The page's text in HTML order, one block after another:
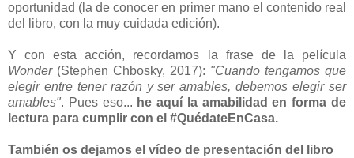
oportunidad (la de conocer en primer mano el contenido real
del libro, con la muy cuidada edición).
Y con esta acción, recordamos la frase de la película
Wonder(Stephen Chbosky, 2017): "Cuando tengamos que
elegir entre tener razón y ser amables, debemos elegir ser
amables". Pues eso... he aquí la amabilidad en forma de
lectura para cumplir con el #QuédateEnCasa.
También os dejamos el vídeo de presentación del libro